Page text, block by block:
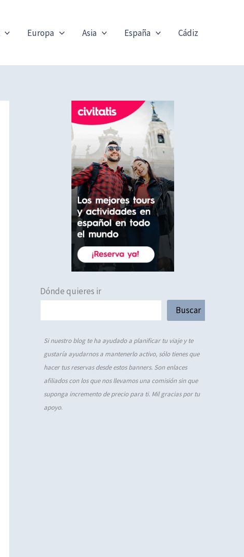
Europa Asia España Cádiz
Dónde quieres ir
Buscar
Si nuestro blog te ha ayudado a planificar tu viaje y te
gustaría ayudarnos a mantenerlo activo, sólo tienes que
hacer tus reservas desde estos banners. Son enlaces
afiliados con los que nos llevamos una comisión sin que
suponga incremento de precio para ti. Mil gracias por tu
apoyo.